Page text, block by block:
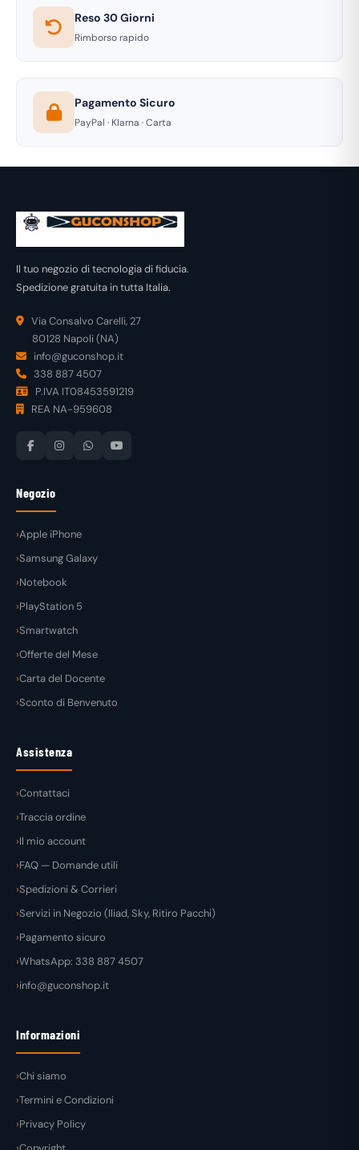
Reso 30 Giorni
Rimborso rapido
Pagamento Sicuro
PayPal · Klarna · Carta
Il tuo negozio di tecnologia di fiducia.
Spedizione gratuita in tutta Italia.
Via Consalvo Carelli, 27
80128 Napoli (NA)
info@guconshop.it
338 887 4507
P.IVA IT08453591219
REA NA-959608
Negozio
Apple iPhone
Samsung Galaxy
Notebook
PlayStation 5
Smartwatch
Offerte del Mese
Carta del Docente
Sconto di Benvenuto
Assistenza
Contattaci
Traccia ordine
Il mio account
FAQ — Domande utili
Spedizioni & Corrieri
Servizi in Negozio (Iliad, Sky, Ritiro Pacchi)
Pagamento sicuro
WhatsApp: 338 887 4507
info@guconshop.it
Informazioni
Chi siamo
Termini e Condizioni
Privacy Policy